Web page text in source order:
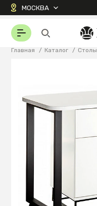
МОСКВА
Главная / Каталог / Столы